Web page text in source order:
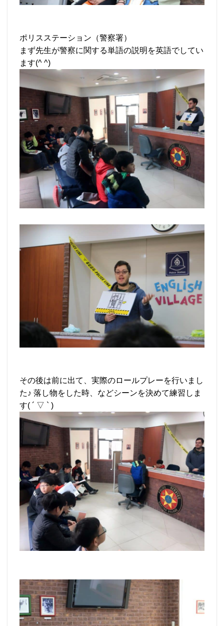
ポリスステーション（警察署）
まず先生が警察に関する単語の説明を英語でしてい
ます(^ ^)
その後は前に出て、実際のロールプレーを行いまし
た♪ 落し物をした時、などシーンを決めて練習しま
す( ´ ▽ ` )